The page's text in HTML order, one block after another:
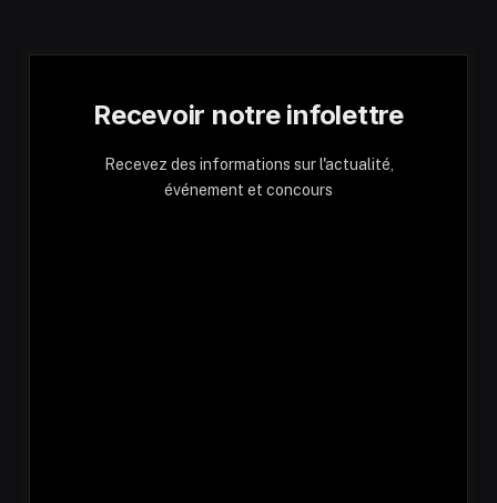
Recevoir notre infolettre
Recevez des informations sur l'actualité,
événement et concours